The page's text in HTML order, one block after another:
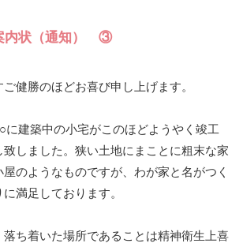
内状（通知） ③
健勝のほどお喜び申し上げます。
に建築中の小宅がこのほどようやく竣工
致しました。狭い土地にまことに粗末な家
のようなものですが、わが家と名がつく
満足しております。
落ち着いた場所であることは精神衛生上喜